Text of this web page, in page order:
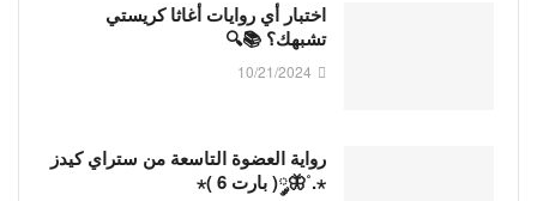
اختبار أي روايات أغاثا كريستي
تشبهك؟ 📚🔍
10/21/2024
رواية العضوة التاسعة من ستراي كيدز
⋆.˚🦋༘( بارت 6 )⋆